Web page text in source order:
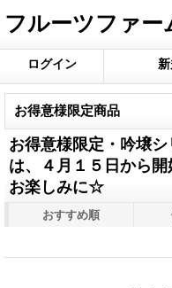
フルーツファー
ログイン
お得意様限定商品
お得意様限定・吟壌
は、４月１５日から開
お楽しみに☆
おすすめ順